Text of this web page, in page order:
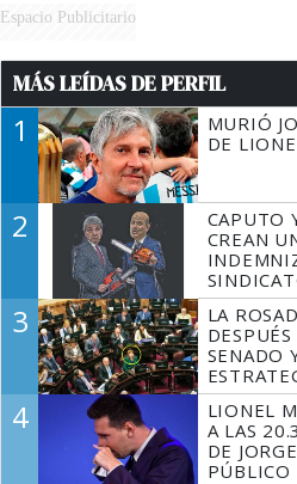
Espacio Publicitario
MÁS LEÍDAS DE PERFIL
1
MURIÓ
DE
2
CAPUTO
CREAN
3
LA
SENADO
4
LIONEL
A LAS
DE
PÚBLICO